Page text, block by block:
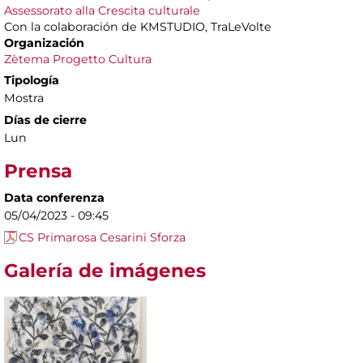
Assessorato alla Crescita culturale
Con la colaboración de KMSTUDIO, TraLeVolte
Organización
Zètema Progetto Cultura
Tipología
Mostra
Días de cierre
Lun
Prensa
Data conferenza
05/04/2023 - 09:45
CS Primarosa Cesarini Sforza
Galería de imágenes